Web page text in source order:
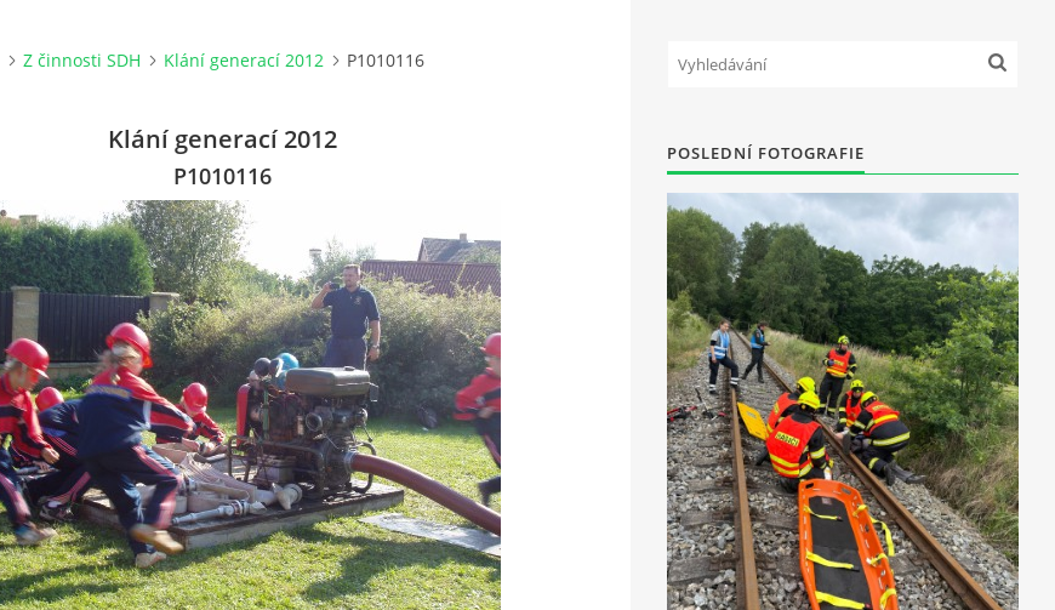
Z činnosti SDH Klání generací 2012 P1010116
Klání generací 2012
P1010116
POSLEDNÍ FOTOGRAFIE